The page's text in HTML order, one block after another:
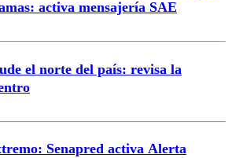
activa mensajería SAE
el norte del país: revisa la
Senapred activa Alerta